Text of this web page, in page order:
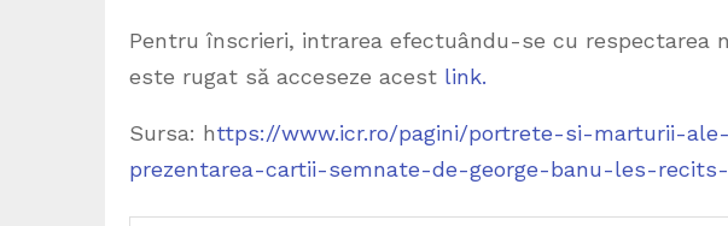
Pentru înscrieri, intrarea efectuându-se cu respectarea
este rugat să acceseze acest link.
Sursa: https://www.icr.ro/pagini/portrete-si-marturii-
prezentarea-cartii-semnate-de-george-banu-les-